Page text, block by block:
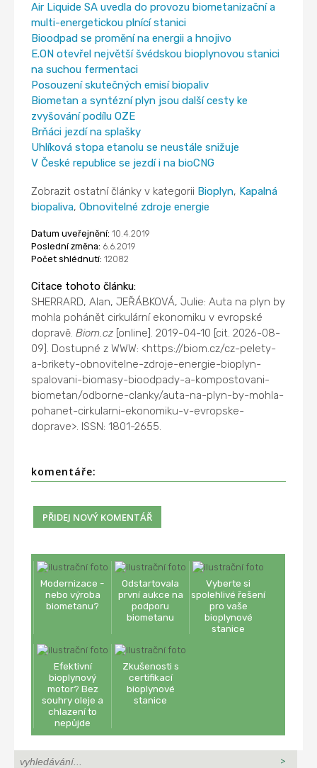
Air Liquide SA uvedla do provozu biometanizační a
multi-energetickou plnící stanici
Bioodpad se promění na energii a hnojivo
E.ON otevřel největší švédskou bioplynovou stanici
na suchou fermentaci
Posouzení skutečných emisí biopaliv
Biometan a syntézní plyn jsou další cesty ke
zvyšování podílu OZE
Brňáci jezdí na splašky
Uhlíková stopa etanolu se neustále snižuje
V České republice se jezdí i na bioCNG
Zobrazit ostatní články v kategorii Bioplyn, Kapalná
biopaliva,Obnovitelné zdroje energie
Datum uveřejnění: 10.4.2019
Poslední změna: 6.6.2019
Počet shlédnutí: 12082
Citace tohoto článku:
SHERRARD, Alan, JEŘÁBKOVÁ, Julie: Auta na plyn by
mohla pohánět cirkulární ekonomiku v evropské
dopravě.Biom.cz [online]. 2019-04-10 [cit. 2026-08-
09]. Dostupné z WWW: <https://biom.cz/cz-pelety-
a-brikety-obnovitelne-zdroje-energie-bioplyn-
spalovani-biomasy-bioodpady-a-kompostovani-
biometan/odborne-clanky/auta-na-plyn-by-mohla-
pohanet-cirkularni-ekonomiku-v-evropske-
doprave>. ISSN: 1801-2655.
komentáře:
Modernizace -
nebo výroba
biometanu?
Odstartovala
první aukce na
podporu
biometanu
Vyberte si
spolehlivé řešení
pro vaše
bioplynové
stanice
Efektivní
bioplynový
motor? Bez
souhry oleje a
chlazení to
nepůjde
Zkušenosti s
certifikací
bioplynové
stanice